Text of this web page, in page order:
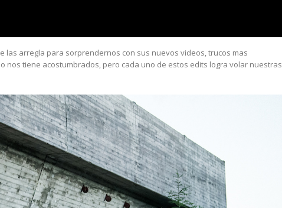
las arregla para sorprendernos con sus nuevos videos, trucos mas
nos tiene acostumbrados, pero cada uno de estos edits logra volar nuestras